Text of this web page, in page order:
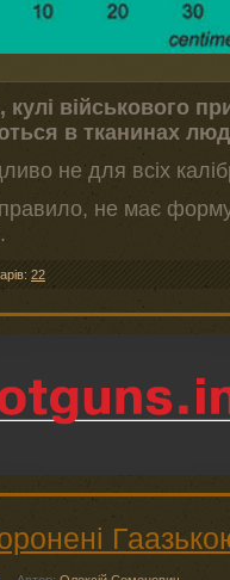
військового
в тканинах
не для всіх
не має
22